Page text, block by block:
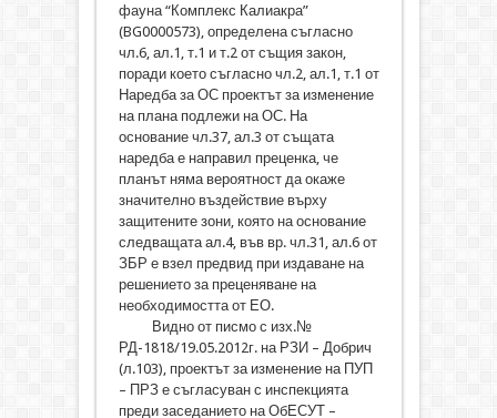
фауна “Комплекс Калиакра”
(BG0000573), определена съгласно
чл.6, ал.1, т.1 и т.2 от същия закон,
поради което съгласно чл.2, ал.1, т.1 от
Наредба за ОС проектът за изменение
на плана подлежи на ОС. На
основание чл.37, ал.3 от същата
наредба е направил преценка, че
планът няма вероятност да окаже
значително въздействие върху
защитените зони, която на основание
следващата ал.4, във вр. чл.31, ал.6 от
ЗБР е взел предвид при издаване на
решението за преценяване на
необходимостта от ЕО.
Видно от писмо с изх.№
РД-1818/19.05.2012г. на РЗИ – Добрич
(л.103), проектът за изменение на ПУП
– ПРЗ е съгласуван с инспекцията
преди заседанието на ОбЕСУТ –